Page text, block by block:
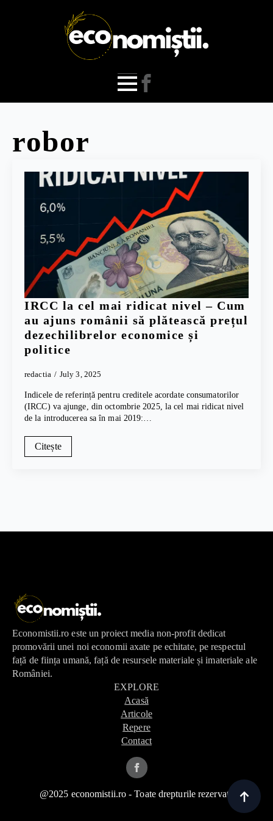
robor
IRCC la cel mai ridicat nivel – Cum
au ajuns românii să plătească prețul
dezechilibrelor economice și
politice
redactia July 3, 2025
Indicele de referință pentru creditele acordate consumatorilor
(IRCC) va ajunge, din octombrie 2025, la cel mai ridicat nivel
de la introducerea sa în mai 2019:…
Citește
Economistii.ro este un proiect media non-profit dedicat
promovării unei noi economii axate pe echitate, pe respectul
față de ființa umană, față de resursele materiale și imateriale ale
României.
EXPLORE
Acasă
Articole
Repere
Contact
@2025 economistii.ro - Toate drepturile rezervate